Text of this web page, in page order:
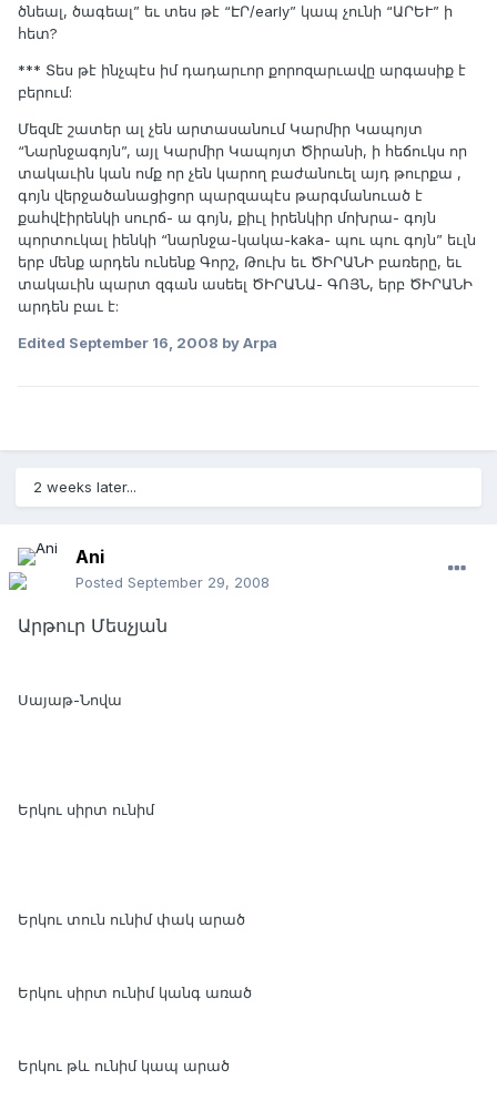
ծնեալ, ծագեալ” եւ տես թէ “ԷՐ/early” կապ չունի “ԱՐԵՒ” ի
հետ?
*** Տես թէ ինչպէս իմ դադարւոր քորոզարւավը արգասիք է
բերում:
Մեզմէ շատեր ալ չեն արտասանում Կարմիր Կապոյտ
“Նարնջագոյն”, այլ Կարմիր Կապոյտ Ծիրանի, ի հեճուկս որ
տակաւին կան ոմք որ չեն կարող բաժանուել այդ թուրքա ,
գոյն վերջածանացիցոր պարզապէս թարգմանուած է
քահվէիրենկի սուրճ- ա գոյն, քիւլ իրենկիր մոխրա- գոյն
պորտուկալ իենկի “նարնջա-կակա-kaka- պու պու գոյն” եւլն
երբ մենք արդեն ունենք Գորշ, Թուխ եւ ԾԻՐԱՆԻ բառերը, եւ
տակաւին պարտ զգան ասեել ԾԻՐԱՆԱ- ԳՈՅՆ, երբ ԾԻՐԱՆԻ
արդեն բաւ է:
Edited September 16, 2008 by Arpa
2 weeks later...
Ani
Posted September 29, 2008
Արթուր Մեսչյան
Սայաթ-Նովա
Երկու սիրտ ունիմ
Երկու տուն ունիմ փակ արած
Երկու սիրտ ունիմ կանգ առած
Երկու թև ունիմ կապ արած